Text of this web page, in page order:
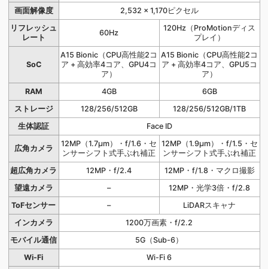
画面解像度
2,532 × 1,170ピクセル
リフレッシュ
レート
60Hz
120Hz（ProMotionディス
プレイ）
SoC
A15 Bionic（CPU高性能2コ
ア + 高効率4コア、GPU4コ
ア）
A15 Bionic（CPU高性能2コ
ア + 高効率4コア、GPU5コ
ア）
RAM
4GB
6GB
ストレージ
128/256/512GB
128/256/512GB/1TB
生体認証
Face ID
広角カメラ
12MP（1.7μm）・f/1.6・セ
ンサーシフト式手ぶれ補正
12MP（1.9μm）・f/1.5・セ
ンサーシフト式手ぶれ補正
超広角カメラ
12MP・f/2.4
12MP・f/1.8・マクロ撮影
望遠カメラ
–
12MP・光学3倍・f/2.8
ToFセンサー
–
LiDARスキャナ
インカメラ
1200万画素・f/2.2
モバイル通信
5G（Sub-6）
Wi-Fi
Wi-Fi 6